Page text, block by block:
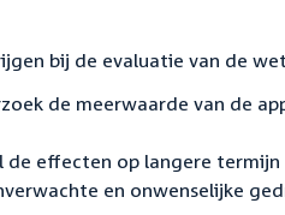
bij de evaluatie van de
de meerwaarde van de
de effecten op langere termijn
en onwenselijke